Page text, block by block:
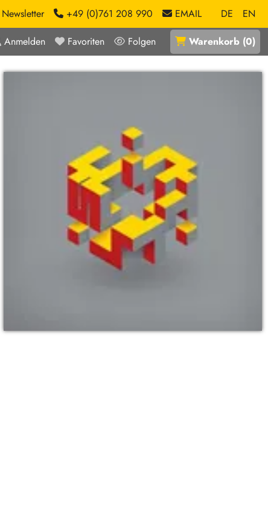
Newsletter +49 (0)761 208 990 EMAIL DE
EN
Anmelden Favoriten Folgen Warenkorb (0)